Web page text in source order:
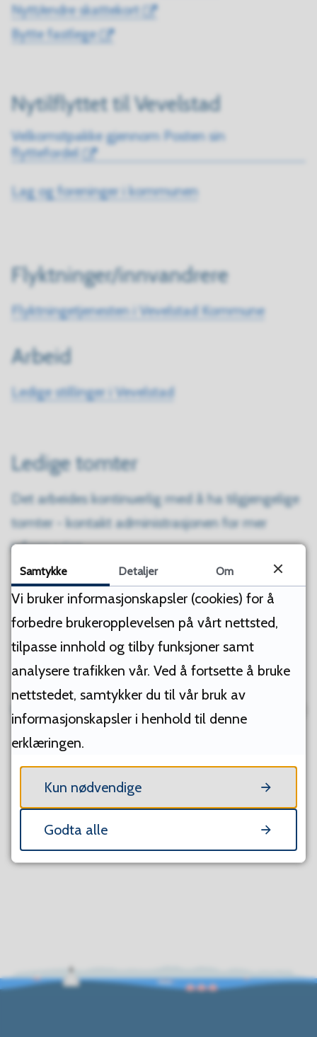
Nytt/endre skattekort
Bytte fastlege
Nytilflyttet til Vevelstad
Velkomstpakke gjennom Posten sin
flyttefordel
Lag og foreninger i kommunen
Flyktninger/innvandrere
Flyktningetjenesten i Vevelstad Kommune
Arbeid
Ledige stillinger i Vevelstad
Ledige tomter
Det arbeides kontinuerlig med å ha tilgjengelige
tomter - kontakt administrasjonen for mer
informasjon.
08.12.2023 12.36
FANT DU DET DU LETTE ETTER?
Samtykke Detaljer Om
Vi bruker informasjonskapsler (cookies) for å
forbedre brukeropplevelsen på vårt nettsted,
tilpasse innhold og tilby funksjoner samt
analysere trafikken vår. Ved å fortsette å bruke
nettstedet, samtykker du til vår bruk av
informasjonskapsler i henhold til denne
erklæringen.
Kun nødvendige
Godta alle